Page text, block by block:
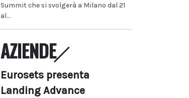
Summit che si svolgerà a Milano dal 21
al...
AZIENDE
Eurosets presenta
Landing Advance